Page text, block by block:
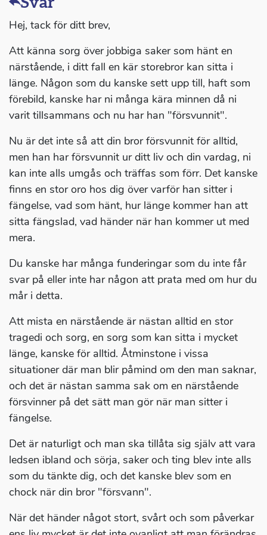
Hej, tack för ditt brev,
Att känna sorg över jobbiga saker som hänt en
närstående, i ditt fall en kär storebror kan sitta i
länge. Någon som du kanske sett upp till, haft som
förebild, kanske har ni många kära minnen då ni
varit tillsammans och nu har han "försvunnit".
Nu är det inte så att din bror försvunnit för alltid,
men han har försvunnit ur ditt liv och din vardag, ni
kan inte alls umgås och träffas som förr. Det kanske
finns en stor oro hos dig över varför han sitter i
fängelse, vad som hänt, hur länge kommer han att
sitta fängslad, vad händer när han kommer ut med
mera.
Du kanske har många funderingar som du inte får
svar på eller inte har någon att prata med om hur du
mår i detta.
Att mista en närstående är nästan alltid en stor
tragedi och sorg, en sorg som kan sitta i mycket
länge, kanske för alltid. Åtminstone i vissa
situationer där man blir påmind om den man saknar,
och det är nästan samma sak om en närstående
försvinner på det sätt man gör när man sitter i
fängelse.
Det är naturligt och man ska tillåta sig själv att vara
ledsen ibland och sörja, saker och ting blev inte alls
som du tänkte dig, och det kanske blev som en
chock när din bror "försvann".
När det händer något stort, svårt och som påverkar